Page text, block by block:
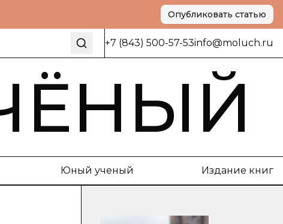
Опубликовать статью
+7 (843) 500-57-53info@moluch.ru
Юный ученый Издание книг